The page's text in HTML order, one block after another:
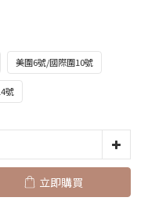
美圍6號/國際圍10號
號
立即購買